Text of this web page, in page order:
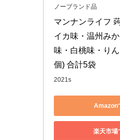
ノーブランド品
マンナンライフ
イカ味・温州み
味・白桃味・り
個) 合計5袋
2021s
Amazon
楽天市場